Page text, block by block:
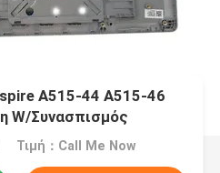
A515-44 A515-46
W/Συνασπισμός
Τιμή：Call Me Now